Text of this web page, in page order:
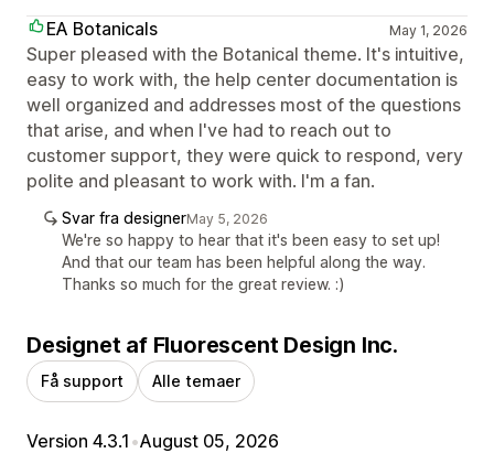
EA Botanicals May 1, 2026
Super pleased with the Botanical theme. It's intuitive,
easy to work with, the help center documentation is
well organized and addresses most of the questions
that arise, and when I've had to reach out to
customer support, they were quick to respond, very
polite and pleasant to work with. I'm a fan.
Svar fra designerMay 5, 2026
We're so happy to hear that it's been easy to set up!
And that our team has been helpful along the way.
Thanks so much for the great review. :)
Designet af Fluorescent Design Inc.
Få support Alle temaer
Version 4.3.1 •August 05, 2026